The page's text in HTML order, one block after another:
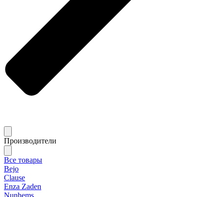
Производители
Все товары
Bejo
Clause
Enza Zaden